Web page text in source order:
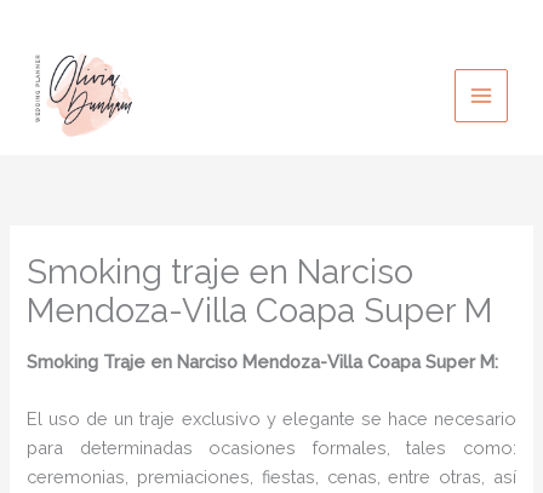
contenido
Smoking traje en Narciso
Mendoza-Villa Coapa Super M
Smoking Traje en Narciso Mendoza-Villa Coapa Super M:
El uso de un traje exclusivo y elegante se hace necesario
para determinadas ocasiones formales, tales como:
ceremonias, premiaciones, fiestas, cenas, entre otras, así